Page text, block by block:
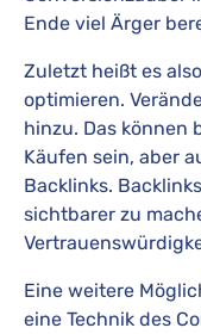
Ende viel Ärger
Zuletzt heißt es
optimieren.
hinzu. Das können
Käufen sein, aber
Backlinks.
sichtbarer zu
Eine weitere
eine Technik des